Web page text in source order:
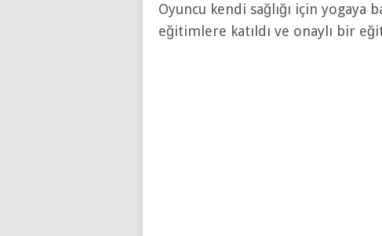
Oyuncu kendi sağlığı için
eğitimlere katıldı ve onaylı bir